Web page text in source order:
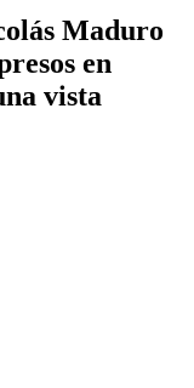
Maduro
en
vista